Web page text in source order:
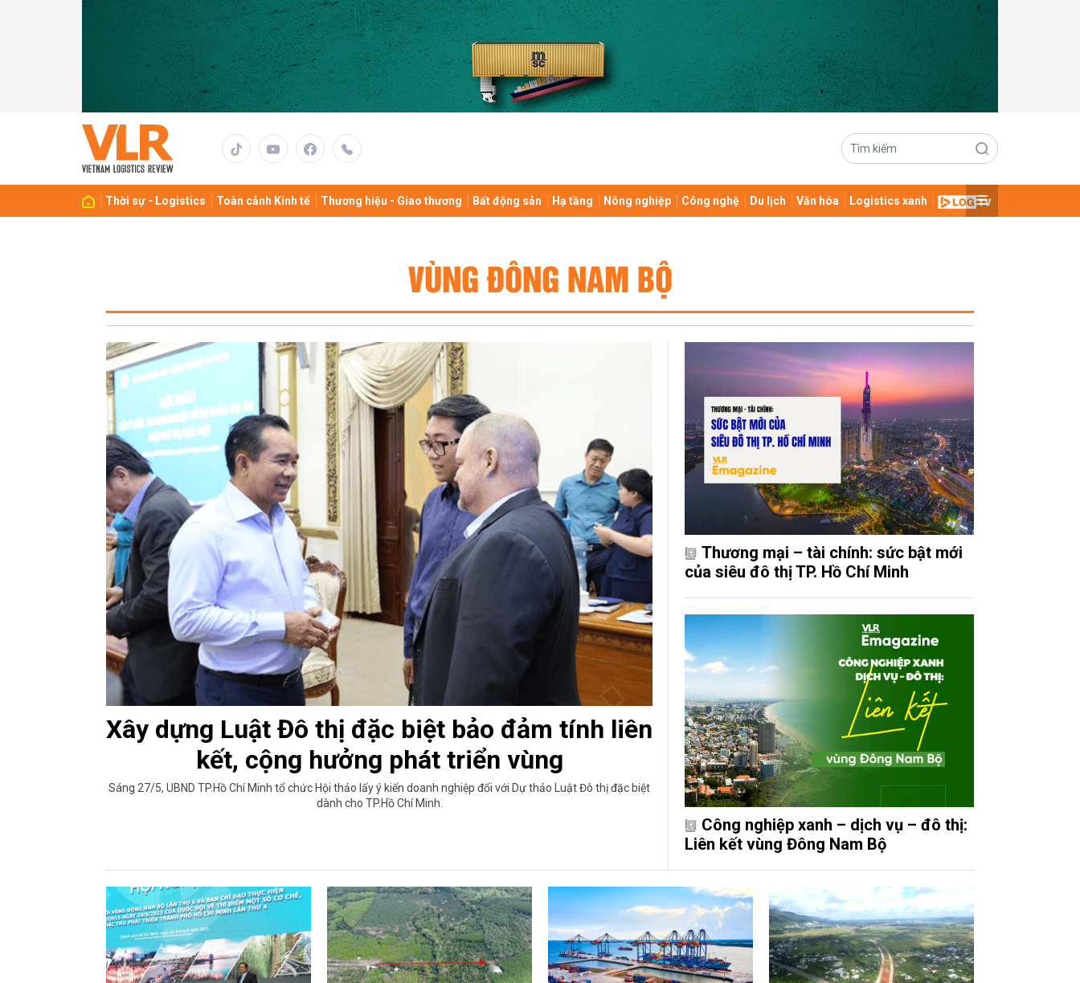
Thời sự - Logistics Toàn cảnh Kinh tế Thương hiệu - Giao thương Bất động sản Hạ tầng Nông nghiệp Công nghệ Du lịch Văn hóa Logistics xanh
VÙNG ĐÔNG NAM BỘ
Xây dựng Luật Đô thị đặc biệt bảo đảm tính liên
kết, cộng hưởng phát triển vùng
Sáng 27/5, UBND TP.Hồ Chí Minh tổ chức Hội thảo lấy ý kiến doanh nghiệp đối với Dự thảo Luật Đô thị đặc biệt
dành cho TP.Hồ Chí Minh.
Thương mại – tài chính: sức bật mới
của siêu đô thị TP. Hồ Chí Minh
Công nghiệp xanh – dịch vụ – đô thị:
Liên kết vùng Đông Nam Bộ